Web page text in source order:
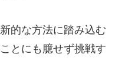
的な方法に踏み込む
とにも臆せず挑戦す